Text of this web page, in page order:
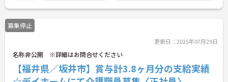
募集停止
更新日：2025年07月29日
名称非公開 ※詳細はお問合せください
【福井県／坂井市】賞与計3.8ヶ月分の支給実績